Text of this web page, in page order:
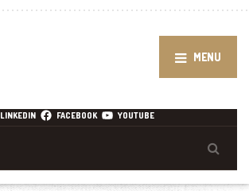
MENU
LINKEDIN FACEBOOK YOUTUBE